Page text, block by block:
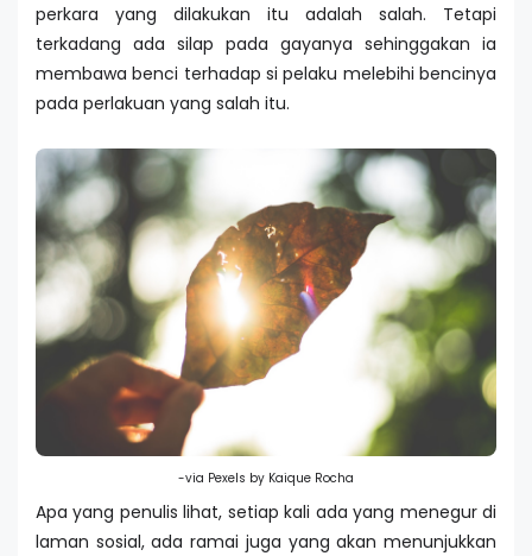
perkara yang dilakukan itu adalah salah. Tetapi
terkadang ada silap pada gayanya sehinggakan ia
membawa benci terhadap si pelaku melebihi bencinya
pada perlakuan yang salah itu.
-via Pexels by Kaique Rocha
Apa yang penulis lihat, setiap kali ada yang menegur di
laman sosial, ada ramai juga yang akan menunjukkan